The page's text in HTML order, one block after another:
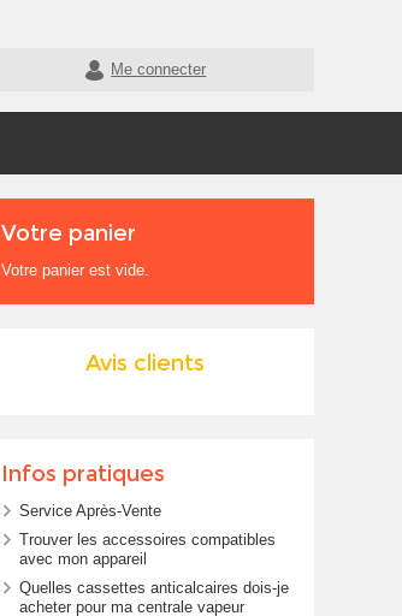
Me connecter
Votre panier
Votre panier est vide.
Avis clients
Infos pratiques
Service Après-Vente
Trouver les accessoires compatibles
avec mon appareil
Quelles cassettes anticalcaires dois-je
acheter pour ma centrale vapeur